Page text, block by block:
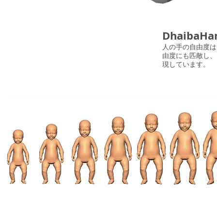
人の手の自由度
由度にも匹敵し
現しています。